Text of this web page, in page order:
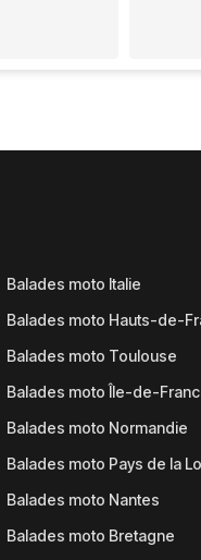
Balades moto Italie
Balades moto Hauts-de-
Balades moto Toulouse
Balades moto Île-de-
Balades moto Normandie
Balades moto Pays de la
Balades moto Nantes
Balades moto Bretagne